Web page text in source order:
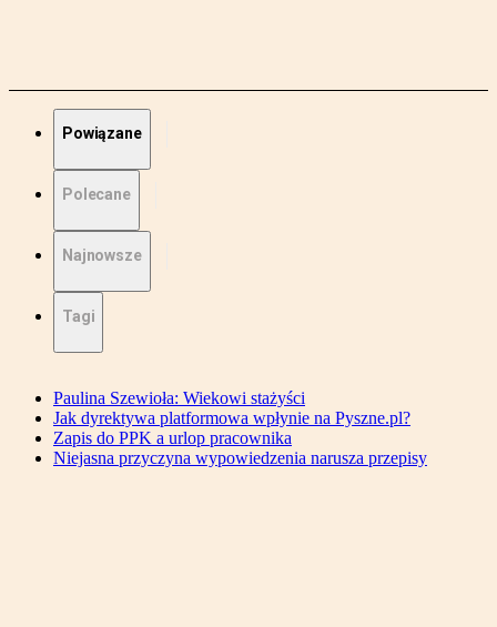
Powiązane
Polecane
Najnowsze
Tagi
Paulina Szewioła: Wiekowi stażyści
Jak dyrektywa platformowa wpłynie na Pyszne.pl?
Zapis do PPK a urlop pracownika
Niejasna przyczyna wypowiedzenia narusza przepisy